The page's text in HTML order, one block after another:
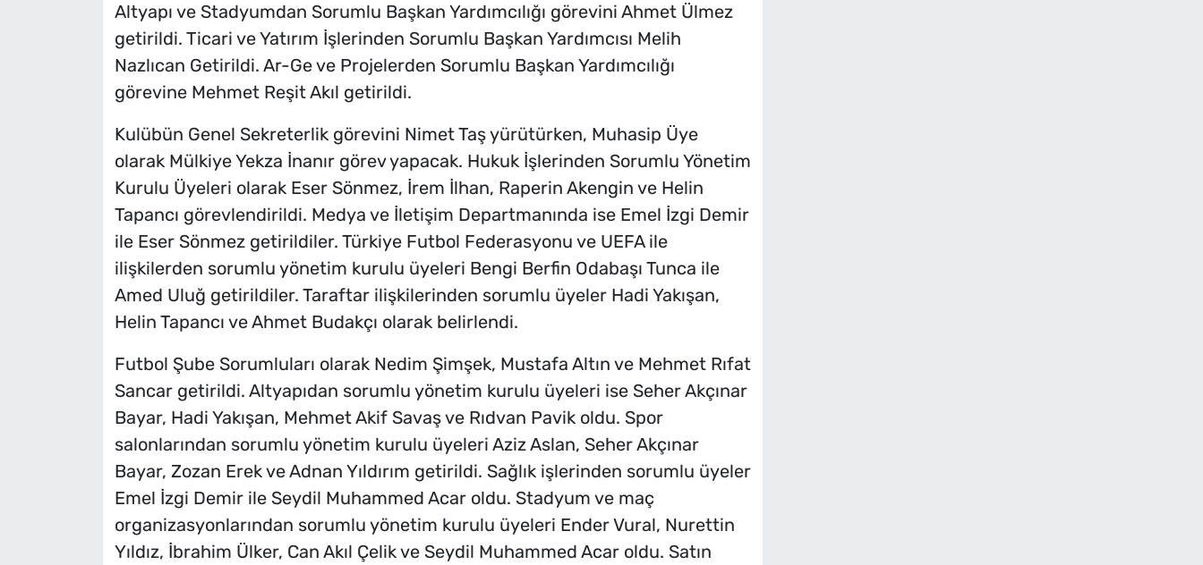
Altyapı ve Stadyumdan Sorumlu Başkan Yardımcılığı görevini Ahmet Ülmez
getirildi. Ticari ve Yatırım İşlerinden Sorumlu Başkan Yardımcısı Melih
Nazlıcan Getirildi. Ar-Ge ve Projelerden Sorumlu Başkan Yardımcılığı
görevine Mehmet Reşit Akıl getirildi.
Kulübün Genel Sekreterlik görevini Nimet Taş yürütürken, Muhasip Üye
olarak Mülkiye Yekza İnanır görev yapacak. Hukuk İşlerinden Sorumlu Yönetim
Kurulu Üyeleri olarak Eser Sönmez, İrem İlhan, Raperin Akengin ve Helin
Tapancı görevlendirildi. Medya ve İletişim Departmanında ise Emel İzgi Demir
ile Eser Sönmez getirildiler. Türkiye Futbol Federasyonu ve UEFA ile
ilişkilerden sorumlu yönetim kurulu üyeleri Bengi Berfin Odabaşı Tunca ile
Amed Uluğ getirildiler. Taraftar ilişkilerinden sorumlu üyeler Hadi Yakışan,
Helin Tapancı ve Ahmet Budakçı olarak belirlendi.
Futbol Şube Sorumluları olarak Nedim Şimşek, Mustafa Altın ve Mehmet Rıfat
Sancar getirildi. Altyapıdan sorumlu yönetim kurulu üyeleri ise Seher Akçınar
Bayar, Hadi Yakışan, Mehmet Akif Savaş ve Rıdvan Pavik oldu. Spor
salonlarından sorumlu yönetim kurulu üyeleri Aziz Aslan, Seher Akçınar
Bayar, Zozan Erek ve Adnan Yıldırım getirildi. Sağlık işlerinden sorumlu üyeler
Emel İzgi Demir ile Seydil Muhammed Acar oldu. Stadyum ve maç
organizasyonlarından sorumlu yönetim kurulu üyeleri Ender Vural, Nurettin
Yıldız, İbrahim Ülker, Can Akıl Çelik ve Seydil Muhammed Acar oldu. Satın